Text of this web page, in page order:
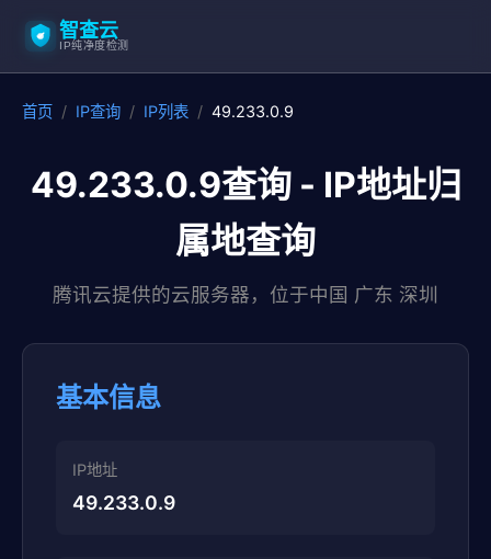
智查云
IP纯净度检测
首页 / IP查询 / IP列表 / 49.233.0.9
49.233.0.9查询 - IP地址归
属地查询
腾讯云提供的云服务器，位于中国 广东 深圳
基本信息
IP地址
49.233.0.9